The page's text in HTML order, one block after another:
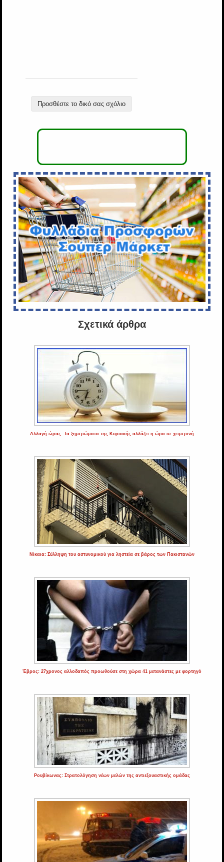
Προσθέστε το δικό σας σχόλιο
Σχετικά άρθρα
Αλλαγή ώρας: Τα ξημερώματα της Κυριακής αλλάζει η ώρα σε χειμερινή
Νίκαια: Σύλληψη του αστυνομικού για ληστεία σε βάρος των Πακιστανών
Έβρος: 27χρονος αλλοδαπός προωθούσε στη χώρα 41 μετανάστες με φορτηγό
Ρουβίκωνας: Στρατολόγηση νέων μελών της αντιεξουαστικής ομάδας